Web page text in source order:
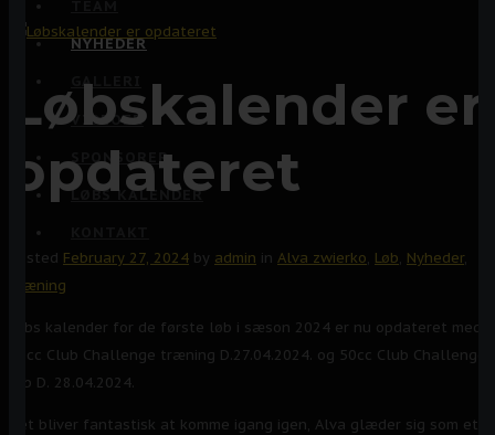
NYHEDER
GALLERI
VIDEOER
SPONSORER
LØBS KALENDER
Løbskalender er
opdateret
Posted February 27, 2024 by admin in Alva zwierko Løb Nyheder,
Træning
Løbs kalender for de første løb i sæson 2024 er nu opdateret med
50cc Club Challenge træning D.27.04.2024. og 50cc Club Challenge
løb D. 28.04.2024.
Det bliver fantastisk at komme igang igen, Alva glæder sig som et